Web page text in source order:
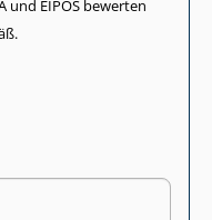
und EIPOS bewerten